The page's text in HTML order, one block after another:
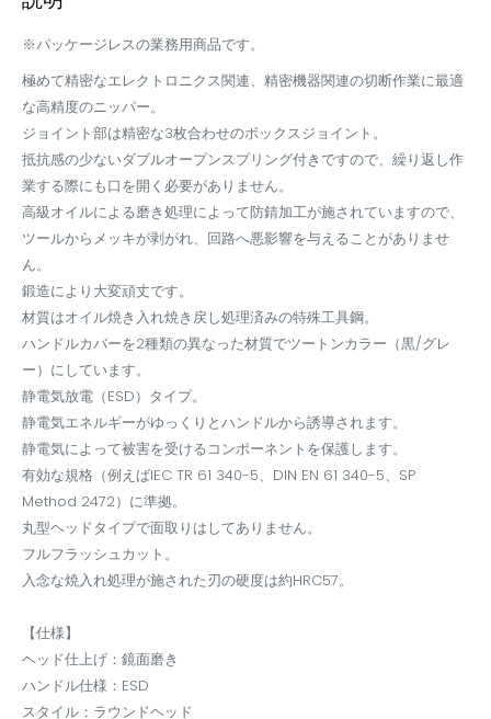
※パッケージレスの業務用商品です。
極めて精密なエレクトロニクス関連、精密機器関連の切断作業に最適
な高精度のニッパー。
ジョイント部は精密な3枚合わせのボックスジョイント。
抵抗感の少ないダブルオープンスプリング付きですので、繰り返し作
業する際にも口を開く必要がありません。
高級オイルによる磨き処理によって防錆加工が施されていますので、
ツールからメッキが剥がれ、回路へ悪影響を与えることがありませ
ん。
鍛造により大変頑丈です。
材質はオイル焼き入れ焼き戻し処理済みの特殊工具鋼。
ハンドルカバーを2種類の異なった材質でツートンカラー（黒/グレ
ー）にしています。
静電気放電（ESD）タイプ。
静電気エネルギーがゆっくりとハンドルから誘導されます。
静電気によって被害を受けるコンポーネントを保護します。
有効な規格（例えばIEC TR 61 340-5、DIN EN 61 340-5、SP
Method 2472）に準拠。
丸型ヘッドタイプで面取りはしてありません。
フルフラッシュカット。
入念な焼入れ処理が施された刃の硬度は約HRC57。
【仕様】
ヘッド仕上げ：鏡面磨き
ハンドル仕様：ESD
スタイル：ラウンドヘッド